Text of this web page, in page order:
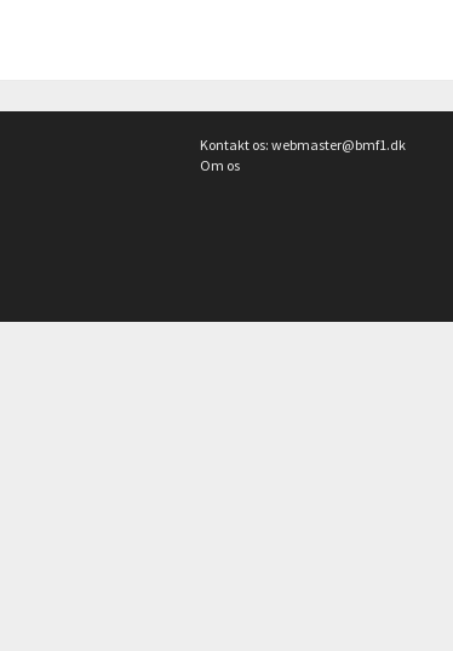
Kontakt os: webmaster@bmf1.dk
Om os